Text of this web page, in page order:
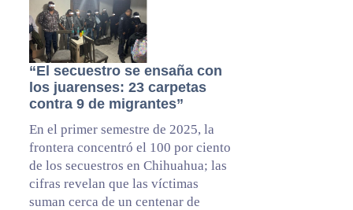
“El secuestro se ensaña con
los juarenses: 23 carpetas
contra 9 de migrantes”
En el primer semestre de 2025, la
frontera concentró el 100 por ciento
de los secuestros en Chihuahua; las
cifras revelan que las víctimas
suman cerca de un centenar de